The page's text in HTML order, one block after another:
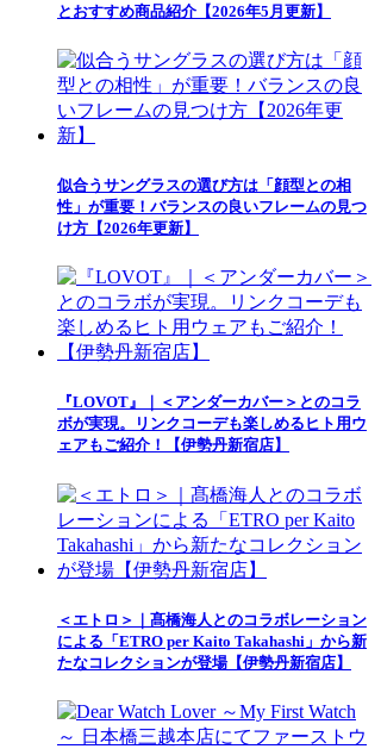
とおすすめ商品紹介【2026年5月更新】
似合うサングラスの選び方は「顔型との相
性」が重要！バランスの良いフレームの見つ
け方【2026年更新】
『LOVOT』｜＜アンダーカバー＞とのコラ
ボが実現。リンクコーデも楽しめるヒト用ウ
ェアもご紹介！【伊勢丹新宿店】
＜エトロ＞｜髙橋海人とのコラボレーション
による「ETRO per Kaito Takahashi」から新
たなコレクションが登場【伊勢丹新宿店】